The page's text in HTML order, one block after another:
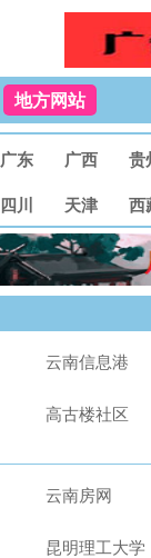
地方网站
广东 广西 贵
四川 天津 西
云南信息港
高古楼社区
云南房网
昆明理工大学